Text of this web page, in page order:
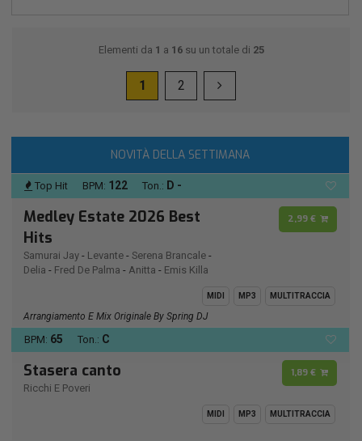
Elementi da 1 a 16su un totale di 25
1 2
NOVITÀ DELLA SETTIMANA
Top Hit BPM: 122 Ton.: D -
Medley Estate 2026 Best
Hits
Samurai Jay - Levante - Serena Brancale -
Delia - Fred De Palma - Anitta - Emis Killa
2,99 €
MIDI MP3 MULTITRACCIA
Arrangiamento E Mix Originale By Spring DJ
BPM: 65 Ton.: C
Stasera canto
Ricchi E Poveri
1,89 €
MIDI MP3 MULTITRACCIA